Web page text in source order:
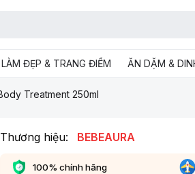
LÀM ĐẸP & TRANG ĐIỂM ĂN DẶM &
Treatment 250ml
Thương hiệu: BEBEAURA
100% chính hãng